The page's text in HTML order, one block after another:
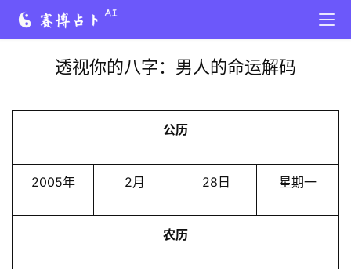
透视你的八字：男人的命运解码
公历
2005年 2月 28日 星期一
农历